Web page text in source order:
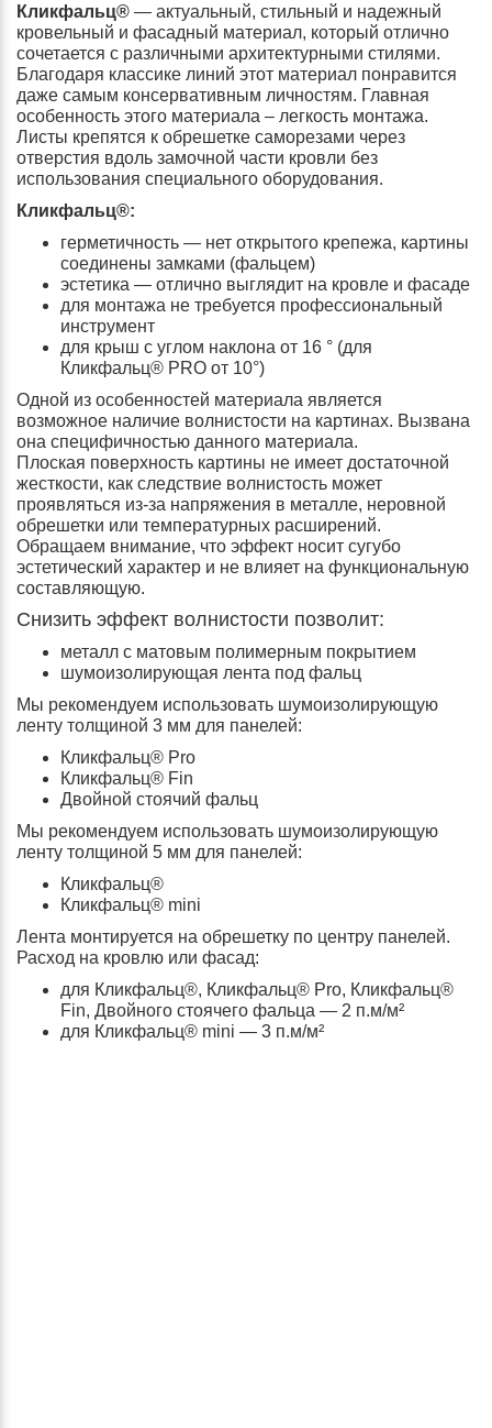
Кликфальц® — актуальный, стильный и надежный
кровельный и фасадный материал, который отлично
сочетается с различными архитектурными стилями.
Благодаря классике линий этот материал понравится
даже самым консервативным личностям. Главная
особенность этого материала – легкость монтажа.
Листы крепятся к обрешетке саморезами через
отверстия вдоль замочной части кровли без
использования специального оборудования.
Кликфальц®:
герметичность — нет открытого крепежа, картины
соединены замками (фальцем)
эстетика — отлично выглядит на кровле и фасаде
для монтажа не требуется профессиональный
инструмент
для крыш с углом наклона от 16 ° (для
Кликфальц® PRO от 10°)
Одной из особенностей материала является
возможное наличие волнистости на картинах. Вызвана
она специфичностью данного материала.
Плоская поверхность картины не имеет достаточной
жесткости, как следствие волнистость может
проявляться из-за напряжения в металле, неровной
обрешетки или температурных расширений.
Обращаем внимание, что эффект носит сугубо
эстетический характер и не влияет на функциональную
составляющую.
Снизить эффект волнистости позволит:
металл с матовым полимерным покрытием
шумоизолирующая лента под фальц
Мы рекомендуем использовать шумоизолирующую
ленту толщиной 3 мм для панелей:
Кликфальц® Pro
Кликфальц® Fin
Двойной стоячий фальц
Мы рекомендуем использовать шумоизолирующую
ленту толщиной 5 мм для панелей:
Кликфальц®
Кликфальц® mini
Лента монтируется на обрешетку по центру панелей.
Расход на кровлю или фасад:
для Кликфальц®, Кликфальц® Pro, Кликфальц®
Fin, Двойного стоячего фальца — 2 п.м/м²
для Кликфальц® mini — 3 п.м/м²